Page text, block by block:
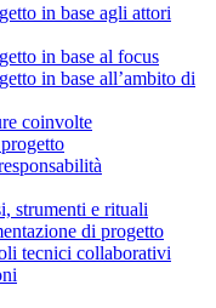
in base agli attori
in base al focus
in base all’ambito di
coinvolte
strumenti e rituali
di progetto
tecnici collaborativi